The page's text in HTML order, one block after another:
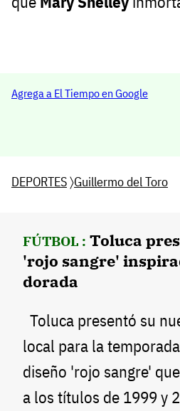
Agrega a El Tiempo en Google
DEPORTES〉Guillermo del Toro
FÚTBOL : Toluca
'rojo sangre'
dorada
Toluca presentó su
local para la
diseño 'rojo sangre'
a los títulos de 1999 y